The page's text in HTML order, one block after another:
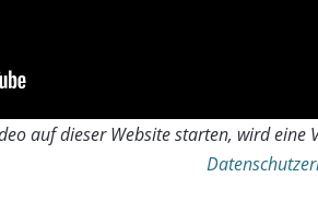
auf dieser Website starten, wird